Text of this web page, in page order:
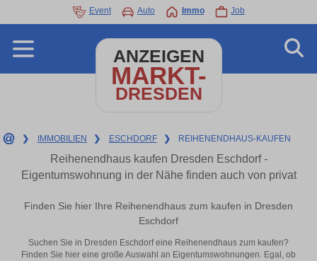
Event Auto Immo Job
ANZEIGEN
MARKT-
DRESDEN
❯ IMMOBILIEN ❯ ESCHDORF ❯ REIHENENDHAUS-KAUFEN
Reihenendhaus kaufen Dresden Eschdorf -
Eigentumswohnung in der Nähe finden auch von privat
Finden Sie hier Ihre Reihenendhaus zum kaufen in Dresden
Eschdorf
Suchen Sie in Dresden Eschdorf eine Reihenendhaus zum kaufen?
Finden Sie hier eine große Auswahl an Eigentumswohnungen. Egal, ob